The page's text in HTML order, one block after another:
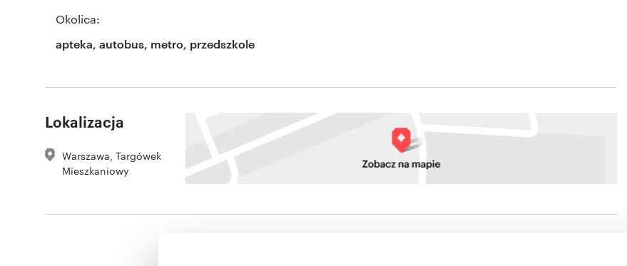
Okolica:
apteka, autobus, metro, przedszkole
Lokalizacja
Warszawa Targówek
Mieszkaniowy